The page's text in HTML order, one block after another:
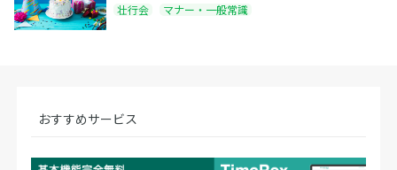
壮行会 マナー・一般常識
おすすめサービス